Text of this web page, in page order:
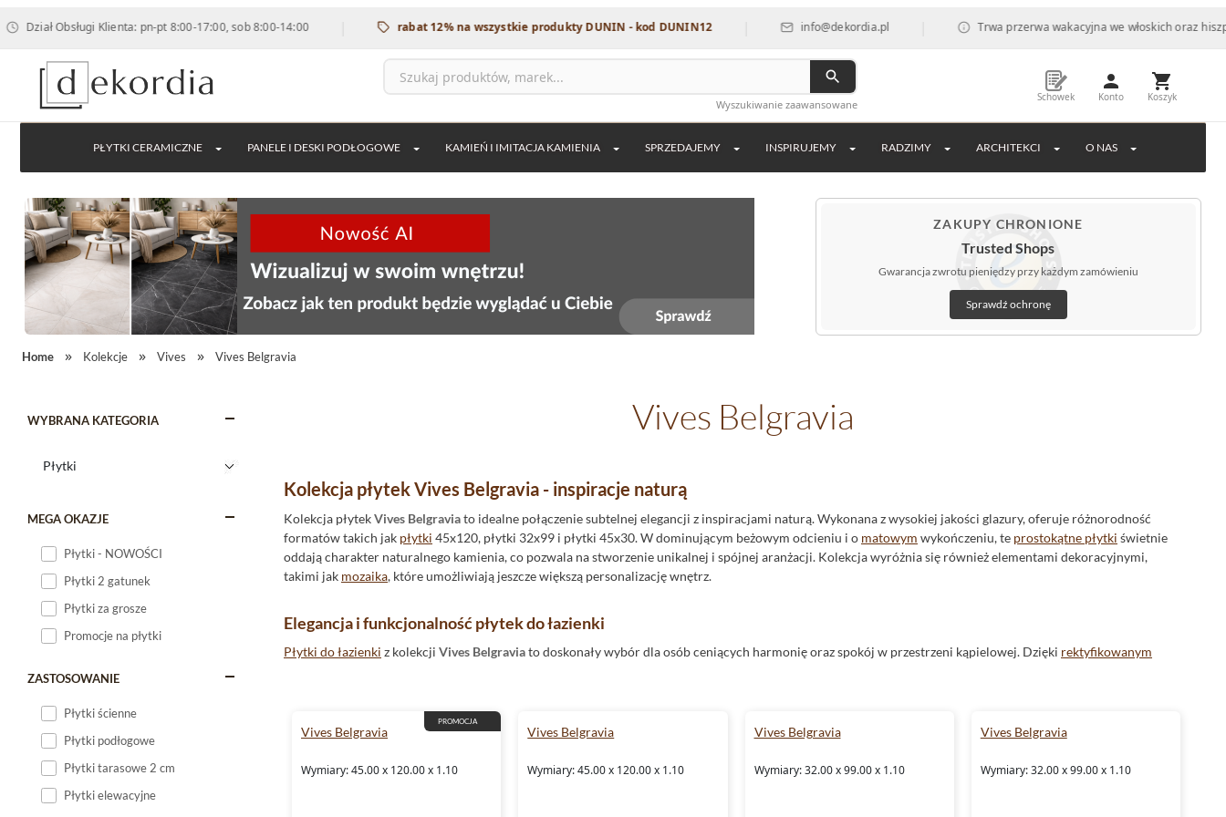
Obsługi Klienta: pn-pt 8:00-17:00, sob 8:00-14:00 | rabat 12% na wszystkie produkty DUNIN - kod DUNIN12 | info@dekordia.pl | Trwa przerwa wakacyjna we włoskich oraz
Wyszukiwanie zaawansowane
Schowek Konto Koszyk
PŁYTKI CERAMICZNE PANELE I DESKI PODŁOGOWE KAMIEŃ I IMITACJA KAMIENIA SPRZEDAJEMY INSPIRUJEMY RADZIMY ARCHITEKCI O NAS
ZAKUPY CHRONIONE
Trusted Shops
Gwarancja zwrotu pieniędzy przy każdym zamówieniu
Sprawdź ochronę
Home Kolekcje Vives Vives Belgravia
WYBRANA KATEGORIA
MEGA OKAZJE
Płytki - NOWOŚCI
Płytki 2 gatunek
Płytki za grosze
Promocje na płytki
ZASTOSOWANIE
Płytki ścienne
Płytki podłogowe
Płytki tarasowe 2 cm
Płytki elewacyjne
Vives Belgravia
Kolekcja płytek Vives Belgravia - inspiracje naturą
Kolekcja płytekVives Belgraviato idealne połączenie subtelnej elegancji z inspiracjami naturą. Wykonana z wysokiej jakości glazury, oferuje różnorodność
formatów takich jak płytki 45x120, płytki 32x99 i płytki 45x30. W dominującym beżowym odcieniu i o matowym wykończeniu, te prostokątne płytki świetnie
oddają charakter naturalnego kamienia, co pozwala na stworzenie unikalnej i spójnej aranżacji. Kolekcja wyróżnia się również elementami dekoracyjnymi,
takimi jak mozaika, które umożliwiają jeszcze większą personalizację wnętrz.
Elegancja i funkcjonalność płytek do łazienki
Płytki do łazienki z kolekcji Vives Belgraviato doskonały wybór dla osób ceniących harmonię oraz spokój w przestrzeni kąpielowej. Dzięki rektyfikowanym
wnętrzu wyrafinowanego charakteru, a matowa powierzchnia zapewnia komfort użytkowania, minimalizując ryzyko poślizgnięć.
PROMOCJA
Vives Belgravia
Wymiary: 45.00 x 120.00 x 1.10
Vives Belgravia
Wymiary: 45.00 x 120.00 x 1.10
Vives Belgravia
Wymiary: 32.00 x 99.00 x 1.10
Vives Belgravia
Wymiary: 32.00 x 99.00 x 1.10